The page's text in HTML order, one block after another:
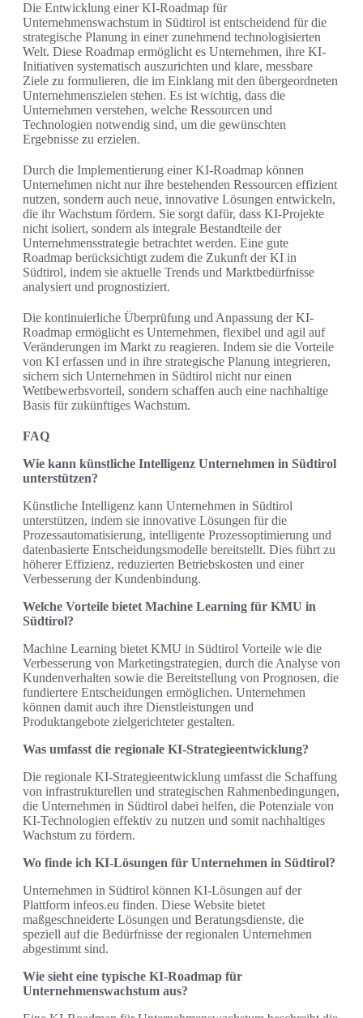
Die Entwicklung einer KI-Roadmap für
Unternehmenswachstum in Südtirol ist entscheidend für die
strategische Planung in einer zunehmend technologisierten
Welt. Diese Roadmap ermöglicht es Unternehmen, ihre KI-
Initiativen systematisch auszurichten und klare, messbare
Ziele zu formulieren, die im Einklang mit den übergeordneten
Unternehmenszielen stehen. Es ist wichtig, dass die
Unternehmen verstehen, welche Ressourcen und
Technologien notwendig sind, um die gewünschten
Ergebnisse zu erzielen.
Durch die Implementierung einer KI-Roadmap können
Unternehmen nicht nur ihre bestehenden Ressourcen effizient
nutzen, sondern auch neue, innovative Lösungen entwickeln,
die ihr Wachstum fördern. Sie sorgt dafür, dass KI-Projekte
nicht isoliert, sondern als integrale Bestandteile der
Unternehmensstrategie betrachtet werden. Eine gute
Roadmap berücksichtigt zudem die Zukunft der KI in
Südtirol, indem sie aktuelle Trends und Marktbedürfnisse
analysiert und prognostiziert.
Die kontinuierliche Überprüfung und Anpassung der KI-
Roadmap ermöglicht es Unternehmen, flexibel und agil auf
Veränderungen im Markt zu reagieren. Indem sie die Vorteile
von KI erfassen und in ihre strategische Planung integrieren,
sichern sich Unternehmen in Südtirol nicht nur einen
Wettbewerbsvorteil, sondern schaffen auch eine nachhaltige
Basis für zukünftiges Wachstum.
FAQ
Wie kann künstliche Intelligenz Unternehmen in Südtirol
unterstützen?
Künstliche Intelligenz kann Unternehmen in Südtirol
unterstützen, indem sie innovative Lösungen für die
Prozessautomatisierung, intelligente Prozessoptimierung und
datenbasierte Entscheidungsmodelle bereitstellt. Dies führt zu
höherer Effizienz, reduzierten Betriebskosten und einer
Verbesserung der Kundenbindung.
Welche Vorteile bietet Machine Learning für KMU in
Südtirol?
Machine Learning bietet KMU in Südtirol Vorteile wie die
Verbesserung von Marketingstrategien, durch die Analyse von
Kundenverhalten sowie die Bereitstellung von Prognosen, die
fundiertere Entscheidungen ermöglichen. Unternehmen
können damit auch ihre Dienstleistungen und
Produktangebote zielgerichteter gestalten.
Was umfasst die regionale KI-Strategieentwicklung?
Die regionale KI-Strategieentwicklung umfasst die Schaffung
von infrastrukturellen und strategischen Rahmenbedingungen,
die Unternehmen in Südtirol dabei helfen, die Potenziale von
KI-Technologien effektiv zu nutzen und somit nachhaltiges
Wachstum zu fördern.
Wo finde ich KI-Lösungen für Unternehmen in Südtirol?
Unternehmen in Südtirol können KI-Lösungen auf der
Plattform infeos.eu finden. Diese Website bietet
maßgeschneiderte Lösungen und Beratungsdienste, die
speziell auf die Bedürfnisse der regionalen Unternehmen
abgestimmt sind.
Wie sieht eine typische KI-Roadmap für
Unternehmenswachstum aus?